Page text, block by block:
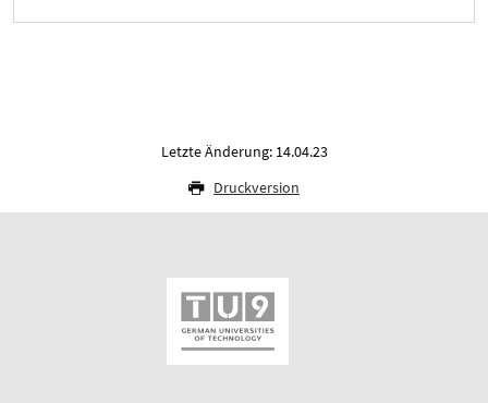
Letzte Änderung: 14.04.23
Druckversion